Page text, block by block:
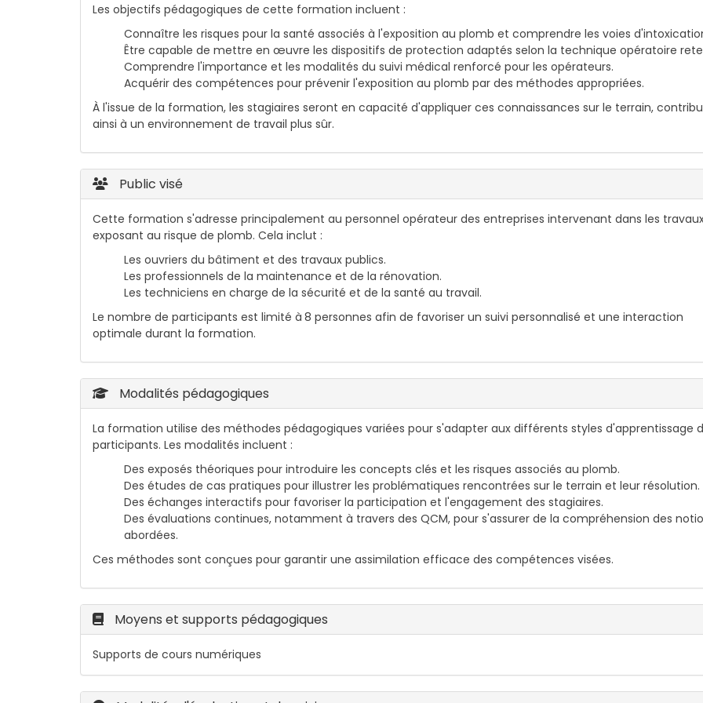
Les objectifs pédagogiques de cette formation incluent :
Connaître les risques pour la santé associés à l'exposition au plomb et comprendre les voies
Être capable de mettre en œuvre les dispositifs de protection adaptés selon la technique opératoire
Comprendre l'importance et les modalités du suivi médical renforcé pour les opérateurs.
Acquérir des compétences pour prévenir l'exposition au plomb par des méthodes appropriées.
À l'issue de la formation, les stagiaires seront en capacité d'appliquer ces connaissances sur le terrain,
ainsi à un environnement de travail plus sûr.
Public visé
Cette formation s'adresse principalement au personnel opérateur des entreprises intervenant dans les
exposant au risque de plomb. Cela inclut :
Les ouvriers du bâtiment et des travaux publics.
Les professionnels de la maintenance et de la rénovation.
Les techniciens en charge de la sécurité et de la santé au travail.
Le nombre de participants est limité à 8 personnes afin de favoriser un suivi personnalisé et une interaction
optimale durant la formation.
Modalités pédagogiques
La formation utilise des méthodes pédagogiques variées pour s'adapter aux différents styles d'apprentissage
participants. Les modalités incluent :
Des exposés théoriques pour introduire les concepts clés et les risques associés au plomb.
Des études de cas pratiques pour illustrer les problématiques rencontrées sur le terrain et leur résolution.
Des échanges interactifs pour favoriser la participation et l'engagement des stagiaires.
Des évaluations continues, notamment à travers des QCM, pour s'assurer de la compréhension des
abordées.
Ces méthodes sont conçues pour garantir une assimilation efficace des compétences visées.
Moyens et supports pédagogiques
Supports de cours numériques